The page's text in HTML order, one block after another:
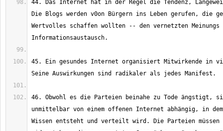
44. Das Internet hat in der Regel die Tendenz,
Die Blogs werden v0on Bürgern ins Leben gerufen, die
Wertvolles schaffen wollten -- den vernetzten Meinungs
45. Ein gesundes Internet organisiert Mitwirkende in
46. Obwohl es die Parteien beinahe zu Tode ängstigt,
unmittelbar von einem offenen Internet abhängig, in
Wissen entsteht und verteilt wird. Die Parteien müssen